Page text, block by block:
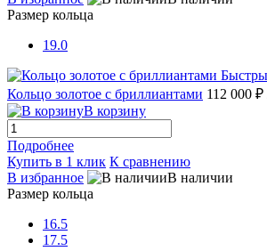
Размер кольца
19.0
Кольцо золотое с бриллиантами 112 000 ₽
В корзину
Подробнее
Купить в 1 клик К сравнению
В избранное
В наличии
Размер кольца
16.5
17.5